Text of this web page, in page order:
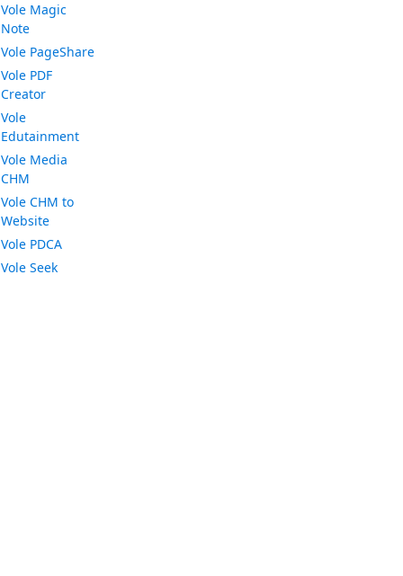
Vole Magic
Note
Vole PageShare
Vole PDF
Creator
Vole
Edutainment
Vole Media
CHM
Vole CHM to
Website
Vole PDCA
Vole Seek